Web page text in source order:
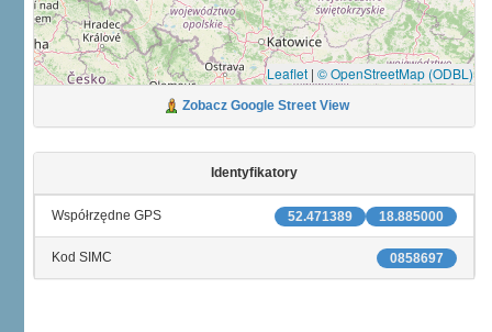
Leaflet | © OpenStreetMap (ODBL)
Zobacz Google Street View
Identyfikatory
18.885000
52.471389
Współrzędne GPS
0858697
Kod SIMC